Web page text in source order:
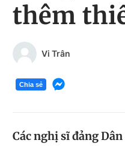
thêm
Vi Trân
Chia sẻ
Các nghị sĩ đảng